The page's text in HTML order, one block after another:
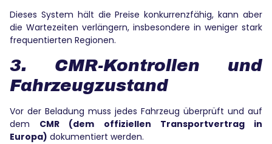
Dieses System hält die Preise konkurrenzfähig, kann aber
die Wartezeiten verlängern, insbesondere in weniger stark
frequentierten Regionen.
3. CMR-Kontrollen und
Fahrzeugzustand
Vor der Beladung muss jedes Fahrzeug überprüft und auf
dem CMR (dem offiziellen Transportvertrag in
Europa) dokumentiert werden.